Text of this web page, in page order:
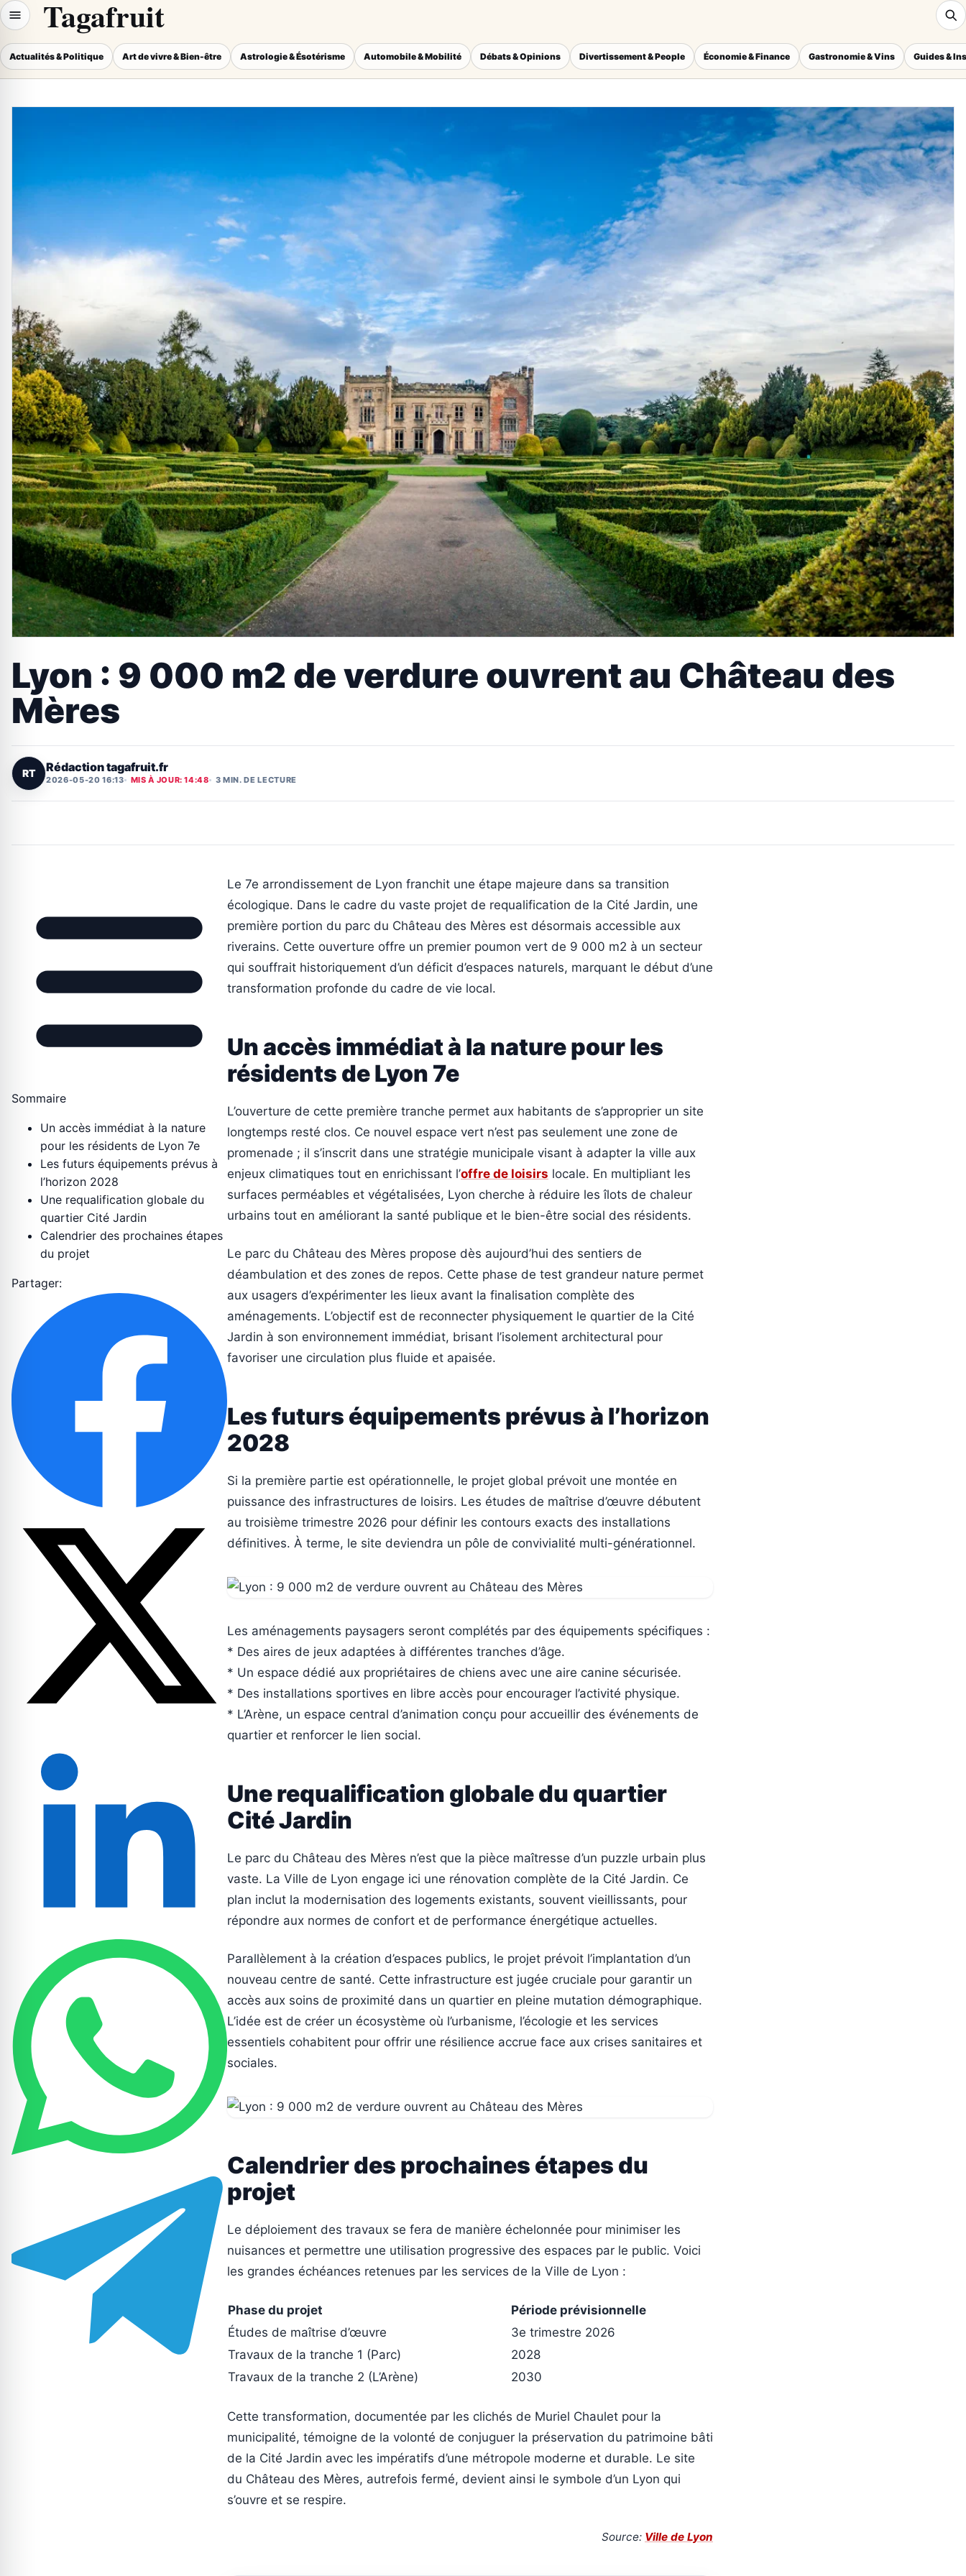
Tagafruit
Actualités & Politique Art de vivre & Bien-être Astrologie & Ésotérisme Automobile & Mobilité Débats & Opinions Divertissement & People Économie & Finance Gastronomie & Vins Guides &
Lyon : 9 000 m2 de verdure ouvrent au Château des
Mères
RT Rédaction tagafruit.fr
2026-05-20 16:13 MIS À JOUR: 14:48 3 MIN. DE LECTURE
Sommaire
Un accès immédiat à la nature
pour les résidents de Lyon 7e
Les futurs équipements prévus à
l’horizon 2028
Une requalification globale du
quartier Cité Jardin
Calendrier des prochaines étapes
du projet
Partager:
Le 7e arrondissement de Lyon franchit une étape majeure dans sa transition
écologique. Dans le cadre du vaste projet de requalification de la Cité Jardin, une
première portion du parc du Château des Mères est désormais accessible aux
riverains. Cette ouverture offre un premier poumon vert de 9 000 m2 à un secteur
qui souffrait historiquement d’un déficit d’espaces naturels, marquant le début d’une
transformation profonde du cadre de vie local.
Un accès immédiat à la nature pour les
résidents de Lyon 7e
L’ouverture de cette première tranche permet aux habitants de s’approprier un site
longtemps resté clos. Ce nouvel espace vert n’est pas seulement une zone de
promenade ; il s’inscrit dans une stratégie municipale visant à adapter la ville aux
enjeux climatiques tout en enrichissant l’offre de loisirs locale. En multipliant les
surfaces perméables et végétalisées, Lyon cherche à réduire les îlots de chaleur
urbains tout en améliorant la santé publique et le bien-être social des résidents.
Le parc du Château des Mères propose dès aujourd’hui des sentiers de
déambulation et des zones de repos. Cette phase de test grandeur nature permet
aux usagers d’expérimenter les lieux avant la finalisation complète des
aménagements. L’objectif est de reconnecter physiquement le quartier de la Cité
Jardin à son environnement immédiat, brisant l’isolement architectural pour
favoriser une circulation plus fluide et apaisée.
Les futurs équipements prévus à l’horizon
2028
Si la première partie est opérationnelle, le projet global prévoit une montée en
puissance des infrastructures de loisirs. Les études de maîtrise d’œuvre débutent
au troisième trimestre 2026 pour définir les contours exacts des installations
définitives. À terme, le site deviendra un pôle de convivialité multi-générationnel.
Les aménagements paysagers seront complétés par des équipements spécifiques :
* Des aires de jeux adaptées à différentes tranches d’âge.
* Un espace dédié aux propriétaires de chiens avec une aire canine sécurisée.
* Des installations sportives en libre accès pour encourager l’activité physique.
* L’Arène, un espace central d’animation conçu pour accueillir des événements de
quartier et renforcer le lien social.
Une requalification globale du quartier
Cité Jardin
Le parc du Château des Mères n’est que la pièce maîtresse d’un puzzle urbain plus
vaste. La Ville de Lyon engage ici une rénovation complète de la Cité Jardin. Ce
plan inclut la modernisation des logements existants, souvent vieillissants, pour
répondre aux normes de confort et de performance énergétique actuelles.
Parallèlement à la création d’espaces publics, le projet prévoit l’implantation d’un
nouveau centre de santé. Cette infrastructure est jugée cruciale pour garantir un
accès aux soins de proximité dans un quartier en pleine mutation démographique.
L’idée est de créer un écosystème où l’urbanisme, l’écologie et les services
essentiels cohabitent pour offrir une résilience accrue face aux crises sanitaires et
sociales.
Calendrier des prochaines étapes du
projet
Le déploiement des travaux se fera de manière échelonnée pour minimiser les
nuisances et permettre une utilisation progressive des espaces par le public. Voici
les grandes échéances retenues par les services de la Ville de Lyon :
Phase du projet
Période prévisionnelle
Études de maîtrise d’œuvre
3e trimestre 2026
Travaux de la tranche 1 (Parc)
2028
Travaux de la tranche 2 (L’Arène)
2030
Cette transformation, documentée par les clichés de Muriel Chaulet pour la
municipalité, témoigne de la volonté de conjuguer la préservation du patrimoine bâti
de la Cité Jardin avec les impératifs d’une métropole moderne et durable. Le site
du Château des Mères, autrefois fermé, devient ainsi le symbole d’un Lyon qui
s’ouvre et se respire.
Source: Ville de Lyon